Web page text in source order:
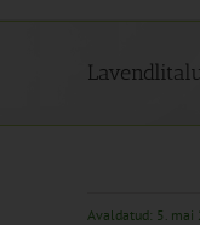
Avaldatud: 5. mai